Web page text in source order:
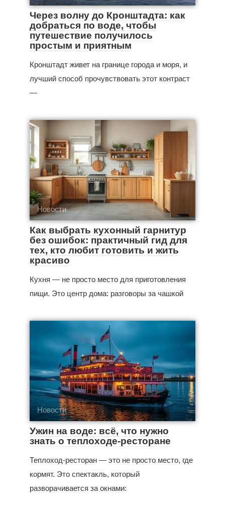
Через волну до Кронштадта: как
добраться по воде, чтобы
путешествие получилось
простым и приятным
Кронштадт живет на границе города и моря, и
лучший способ прочувствовать этот контраст
—
Новости
Как выбрать кухонный гарнитур
без ошибок: практичный гид для
тех, кто любит готовить и жить
красиво
Кухня — не просто место для приготовления
пищи. Это центр дома: разговоры за чашкой
Новости
Ужин на воде: всё, что нужно
знать о теплоходе-ресторане
Теплоход-ресторан — это не просто место, где
кормят. Это спектакль, который
разворачивается за окнами: